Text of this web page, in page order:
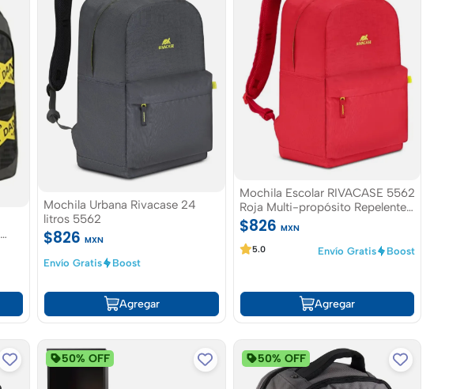
Mochila Urbana Rivacase 24
litros 5562
$826MXN
Envío Gratis
Boost
Agregar
Mochila Escolar RIVACASE 5562
Roja Multi-propósito Repelente
Al Agua
$826 MXN
5.0 Envío Gratis Boost
Agregar
50% OFF 50% OFF